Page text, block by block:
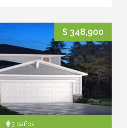
$ 348,900
3 baños